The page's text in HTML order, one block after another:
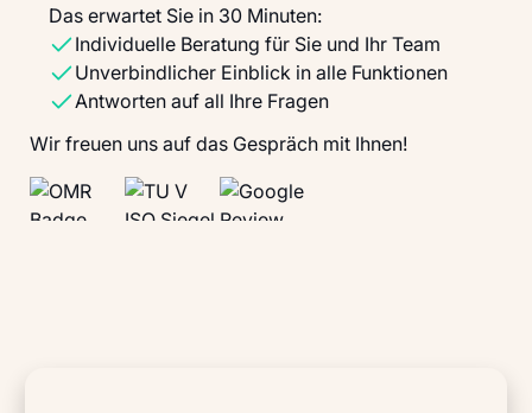
Das erwartet Sie in 30 Minuten:
Individuelle Beratung für Sie und Ihr Team
Unverbindlicher Einblick in alle Funktionen
Antworten auf all Ihre Fragen
Wir freuen uns auf das Gespräch mit Ihnen!